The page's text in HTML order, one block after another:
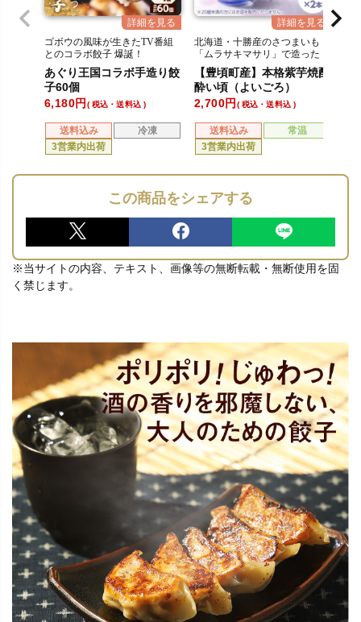
ゴボウの風味が生きたTV番組
とのコラボ餃子 爆誕！
あぐり王国コラボ手造り餃
子60個
送料込み
冷凍
3営業内出荷
6,180 税込・送料込
北海道・十勝産のさつまいも
「ムラサキマサリ」で造った
【豊頃町産】本格紫芋焼酎
酔い頃（よいごろ）
送料込み
常温
3営業内出荷
2,700 税込・送料込
この商品をシェアする
※当サイトの内容、テキスト、画像等の無断転載・無断使用を固
く禁じます。